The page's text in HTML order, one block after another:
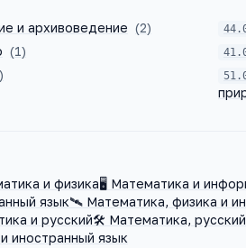
и архивоведение (2)
(1)
)
и физика🖥️ Математика и
язык🛰️ Математика, физика и
и русский🛠️ Математика,
иностранный язык